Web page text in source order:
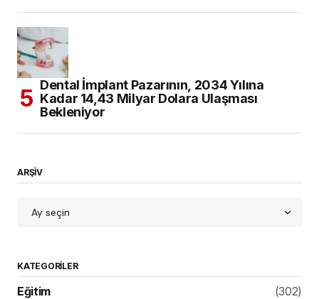
Dental İmplant Pazarının, 2034 Yılına
Kadar 14,43 Milyar Dolara Ulaşması
Bekleniyor
ARŞİV
KATEGORILER
Eğitim
(302)